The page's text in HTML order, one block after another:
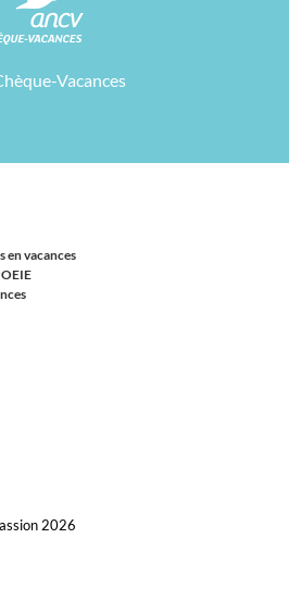
Vacances
en vacances
2026